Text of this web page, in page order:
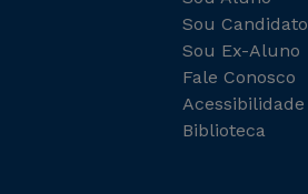
Sou Candidato
Sou Ex-Aluno
Fale Conosco
Acessibilidade
Biblioteca